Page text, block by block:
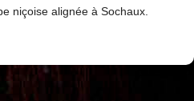
niçoise alignée à Sochaux.